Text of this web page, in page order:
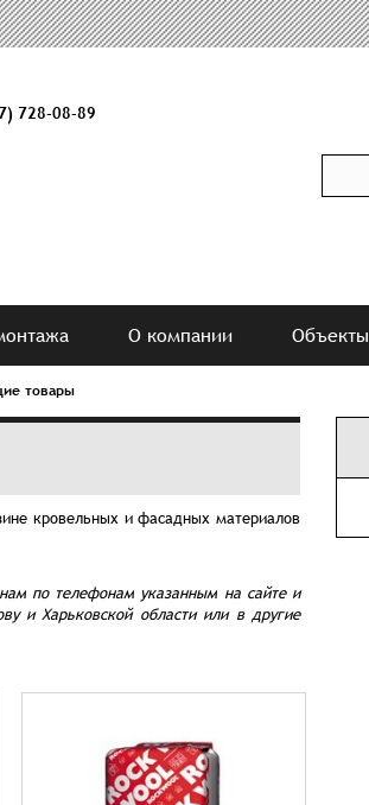
728-08-89
О компании Объекты
товары
кровельных и фасадных материалов
по телефонам указанным на сайте и
и Харьковской области или в другие